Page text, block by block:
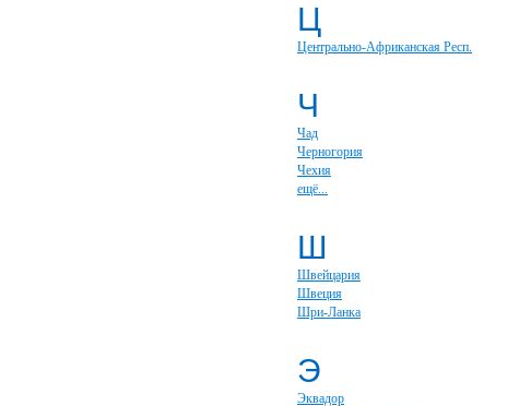
Ц
Центрально-Африканская Респ.
Ч
Чад
Черногория
Чехия
ещё...
Ш
Швейцария
Швеция
Шри-Ланка
Э
Эквадор